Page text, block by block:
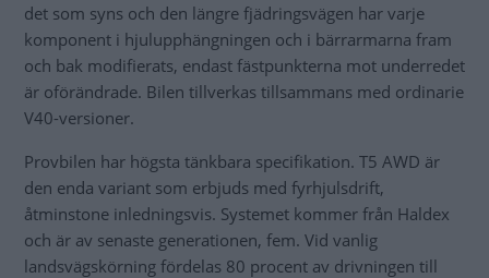
det som syns och den längre fjädringsvägen har varje
komponent i hjulupphängningen och i bärrarmarna fram
och bak modifierats, endast fästpunkterna mot underredet
är oförändrade. Bilen tillverkas tillsammans med ordinarie
V40-versioner.
Provbilen har högsta tänkbara specifikation. T5 AWD är
den enda variant som erbjuds med fyrhjulsdrift,
åtminstone inledningsvis. Systemet kommer från Haldex
och är av senaste generationen, fem. Vid vanlig
landsvägskörning fördelas 80 procent av drivningen till